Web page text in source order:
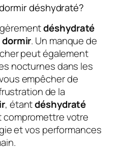
déshydraté?
déshydraté
dormir. Un manque de
peut également
nocturnes dans les
empêcher de
de la
, étantdéshydraté
compromettre votre
et vos performances